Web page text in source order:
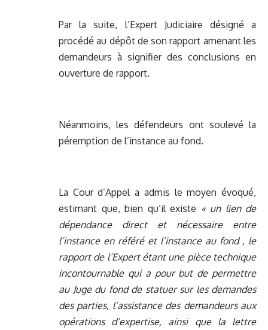
Par la suite, l’Expert Judiciaire désigné a
procédé au dépôt de son rapport amenant les
demandeurs à signifier des conclusions en
ouverture de rapport.
Néanmoins, les défendeurs ont soulevé la
péremption de l’instance au fond.
La Cour d’Appel a admis le moyen évoqué,
estimant que, bien qu’il existe « un lien de
dépendance direct et nécessaire entre
l’instance en référé et l’instance au fond , le
rapport de l’Expert étant une pièce technique
incontournable qui a pour but de permettre
au Juge du fond de statuer sur les demandes
des parties, l’assistance des demandeurs aux
opérations d’expertise, ainsi que la lettre